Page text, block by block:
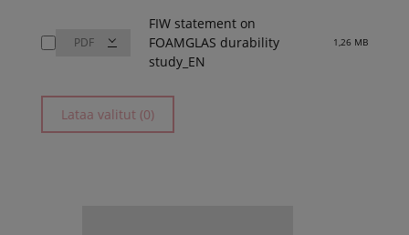
FIW statement on
FOAMGLAS durability
study_EN
1,26 MB
Lataa valitut (0)